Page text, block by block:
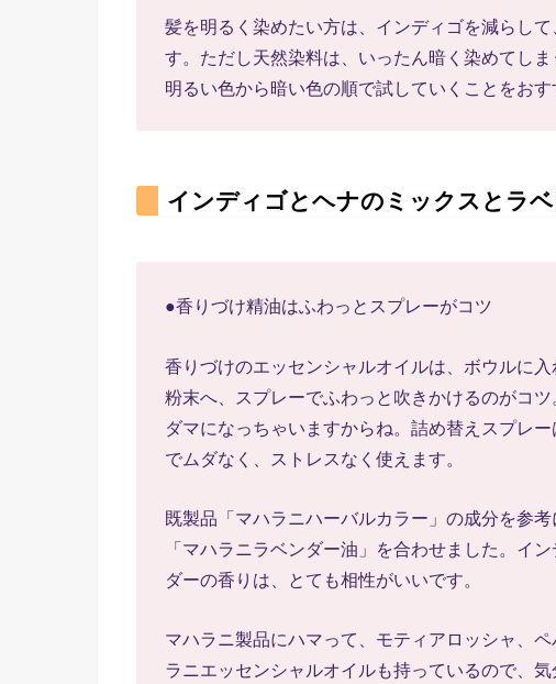
髪を明るく染めたい方は、インディゴを減らし
す。ただし天然染料は、いったん暗く染めてしま
明るい色から暗い色の順で試していくことをおす
インディゴとヘナのミックスとラ
●香りづけ精油はふわっとスプレーがコツ
香りづけのエッセンシャルオイルは、ボウルに
粉末へ、スプレーでふわっと吹きかけるのがコツ
ダマになっちゃいますからね。詰め替えスプレ
でムダなく、ストレスなく使えます。
既製品「マハラニハーバルカラー」の成分を参
「マハラニラベンダー油」を合わせました。イ
ダーの香りは、とても相性がいいです。
マハラニ製品にハマって、モティアロッシャ、
ラニエッセンシャルオイルも持っているので、